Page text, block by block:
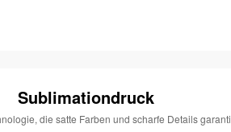
Sublimationdruck
die satte Farben und scharfe Details